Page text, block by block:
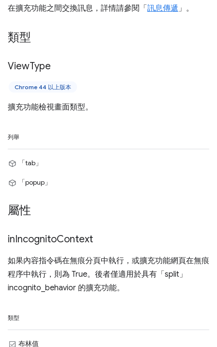
在擴充功能之間交換訊息，詳情請參閱「 訊息傳遞」。
類型
ViewType
Chrome 44 以上版本
擴充功能檢視畫面類型。
列舉
「tab」
「popup」
屬性
inIncognitoContext
如果內容指令碼在無痕分頁中執行，或擴充功能網頁在無痕
程序中執行，則為 True。後者僅適用於具有「split」
incognito_behavior 的擴充功能。
類型
布林值